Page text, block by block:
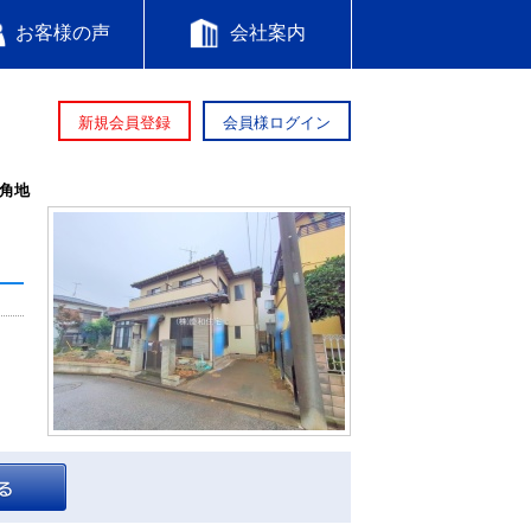
お客様の声 会社案内
新規会員登録 会員様ログイン
地